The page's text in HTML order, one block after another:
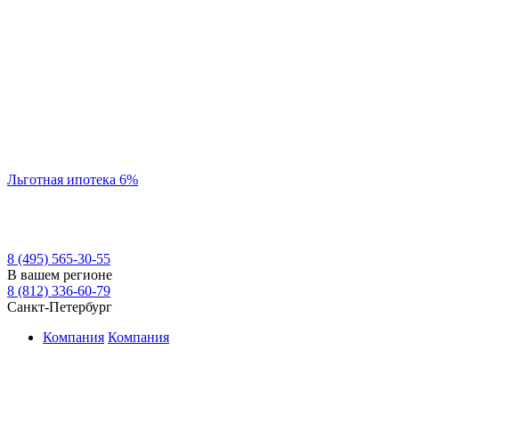
Льготная ипотека 6%
8 (495) 565-30-55
В вашем регионе
8 (812) 336-60-79
Санкт-Петербург
Компания Компания